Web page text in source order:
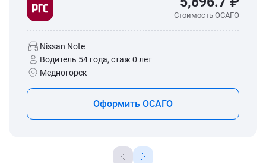
Стоимость ОСАГО
Nissan Note
Водитель 54 года, стаж 0 лет
Медногорск
Оформить ОСАГО